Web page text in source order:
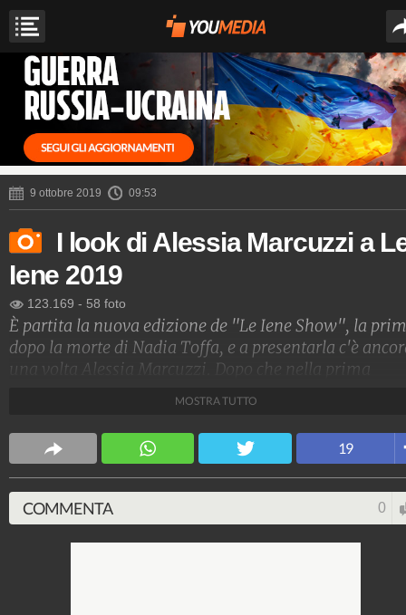
9 ottobre 2019 09:53
I look di Alessia Marcuzzi a
Iene 2019
123.169 - 58 foto
È partita la nuova edizione de "Le Iene Show", la
dopo la morte di Nadia Toffa, e a presentarla c'è
una volta Alessia Marcuzzi. Dopo che nella prima
tornata a sfoggiare i suoi soliti look glamour e rock.
1.515.115.025-1.957 video-138.074 foto
MOSTRA TUTTO
19
COMMENTA 0